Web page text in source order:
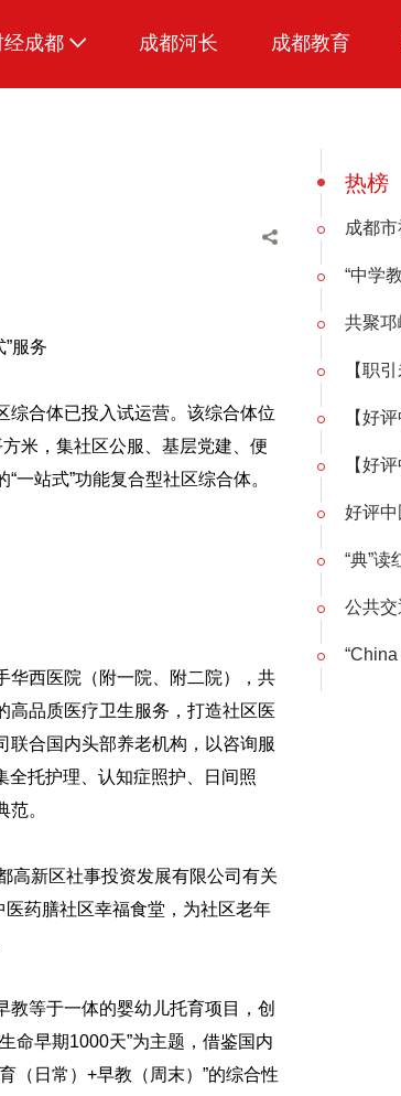
经成都 成都河长 成都教育
服务
合体已投入试运营。该综合体位
米，集社区公服、基层党建、便
一站式”功能复合型社区综合体。
华西医院（附一院、附二院），共
高品质医疗卫生服务，打造社区医
联合国内头部养老机构，以咨询服
全托护理、认知症照护、日间照
。
高新区社事投资发展有限公司有关
医药膳社区幸福食堂，为社区老年
等于一体的婴幼儿托育项目，创
命早期1000天”为主题，借鉴国内
（日常）+早教（周末）”的综合性
热榜
成都
“中学
共聚
【职
【好
【好
好评
“典”
公共交